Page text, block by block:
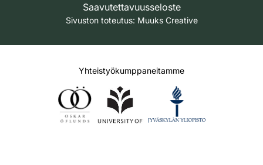
Saavutettavuusseloste
Sivuston toteutus: Muuks Creative
Yhteistyökumppaneitamme